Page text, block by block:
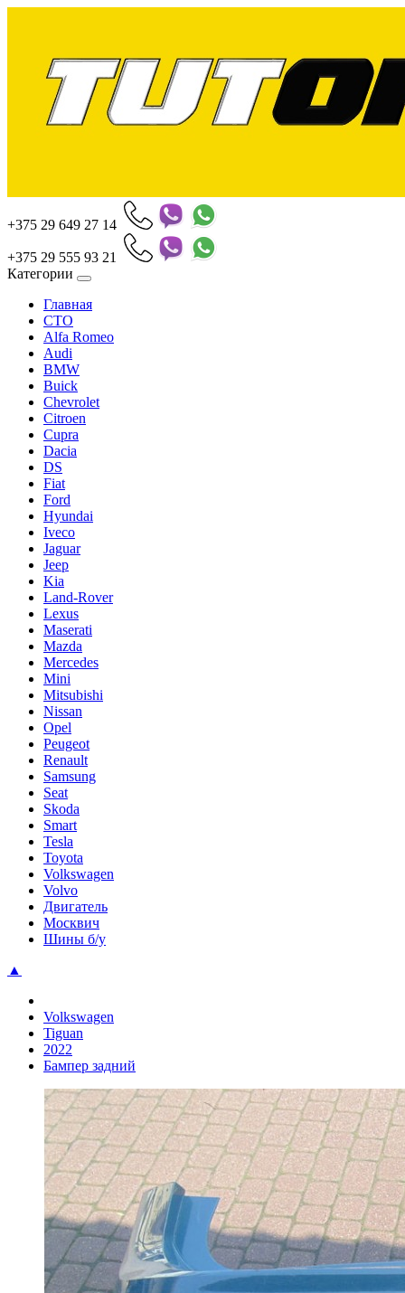
+375 29 649 27 14
+375 29 555 93 21
Категории
Главная
СТО
Alfa Romeo
Audi
BMW
Buick
Chevrolet
Citroen
Cupra
Dacia
DS
Fiat
Ford
Hyundai
Iveco
Jaguar
Jeep
Kia
Land-Rover
Lexus
Maserati
Mazda
Mercedes
Mini
Mitsubishi
Nissan
Opel
Peugeot
Renault
Samsung
Seat
Skoda
Smart
Tesla
Toyota
Volkswagen
Volvo
Двигатель
Москвич
Шины б/у
▲
Volkswagen
Tiguan
2022
Бампер задний